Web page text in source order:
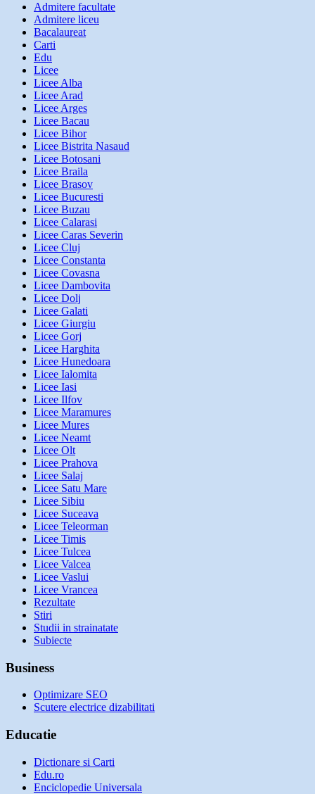
Admitere facultate
Admitere liceu
Bacalaureat
Carti
Edu
Licee
Licee Alba
Licee Arad
Licee Arges
Licee Bacau
Licee Bihor
Licee Bistrita Nasaud
Licee Botosani
Licee Braila
Licee Brasov
Licee Bucuresti
Licee Buzau
Licee Calarasi
Licee Caras Severin
Licee Cluj
Licee Constanta
Licee Covasna
Licee Dambovita
Licee Dolj
Licee Galati
Licee Giurgiu
Licee Gorj
Licee Harghita
Licee Hunedoara
Licee Ialomita
Licee Iasi
Licee Ilfov
Licee Maramures
Licee Mures
Licee Neamt
Licee Olt
Licee Prahova
Licee Salaj
Licee Satu Mare
Licee Sibiu
Licee Suceava
Licee Teleorman
Licee Timis
Licee Tulcea
Licee Valcea
Licee Vaslui
Licee Vrancea
Rezultate
Stiri
Studii in strainatate
Subiecte
Business
Optimizare SEO
Scutere electrice dizabilitati
Educatie
Dictionare si Carti
Edu.ro
Enciclopedie Universala